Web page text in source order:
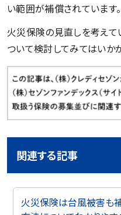
い範囲が補償されています。
火災保険の見直しを考えて
ついて検討してみてはいか
関連する記事
火災保険は台風被害も